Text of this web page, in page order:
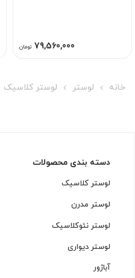
79,560,000 تومان
خانه لوستر لوستر کلاسیک
دسته بندی محصولات
لوستر کلاسیک
لوستر مدرن
لوستر نئوکلاسیک
لوستر دیواری
آباژور